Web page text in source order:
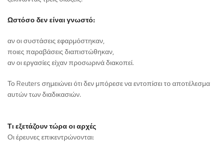
Ωστόσο δεν είναι γνωστό:
αν οι συστάσεις εφαρμόστηκαν,
ποιες παραβάσεις διαπιστώθηκαν,
αν οι εργασίες είχαν προσωρινά διακοπεί.
Το Reuters σημειώνει ότι δεν μπόρεσε να εντοπίσει το αποτέλεσμα
αυτών των διαδικασιών.
Τι εξετάζουν τώρα οι αρχές
Οι έρευνες επικεντρώνονται: